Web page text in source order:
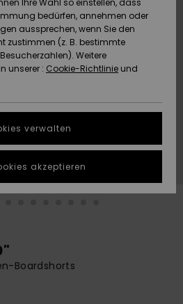
Sie eine
die
auf Ihre
Sie
Boardshorts
Ihre Wahl so einstellen, dass
bedürfen, annehmen oder
aussprechen, wenn Sie den
zustimmen (z. B. bestimmte
Weitere
unserer : Cookie-Richtlinie und
verwalten
akzeptieren